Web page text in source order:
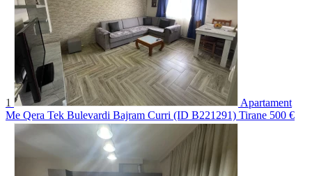
1
Apartament
Me Qera Tek Bulevardi Bajram Curri (ID B221291) Tirane 500 €